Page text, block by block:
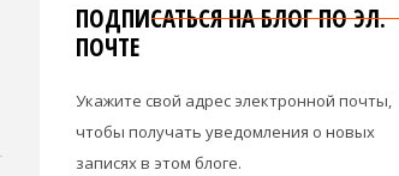
ПОДПИСАТЬСЯ НА БЛОГ ПО ЭЛ.
ПОЧТЕ
Укажите свой адрес электронной почты,
чтобы получать уведомления о новых
записях в этом блоге.